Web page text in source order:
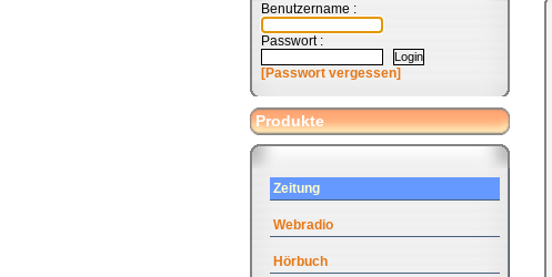
Benutzername :
Passwort :
[Passwort vergessen]
Produkte
Zeitung
Webradio
Hörbuch